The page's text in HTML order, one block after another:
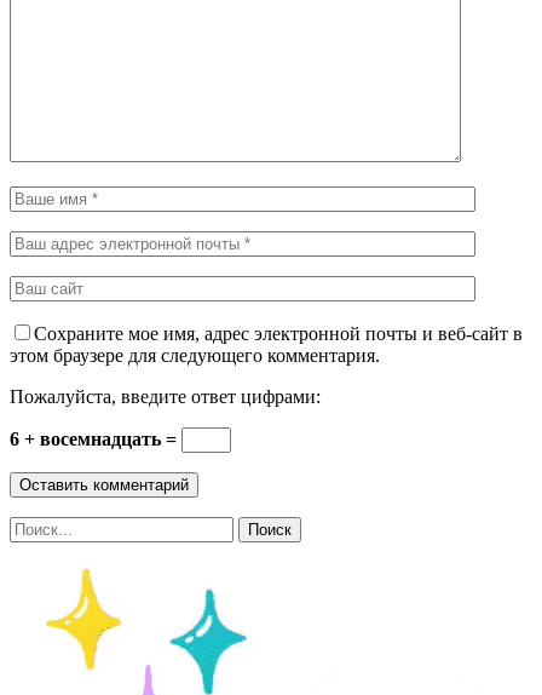
Сохраните мое имя, адрес электронной почты и веб-сайт в
этом браузере для следующего комментария.
Пожалуйста, введите ответ цифрами:
6 + восемнадцать =